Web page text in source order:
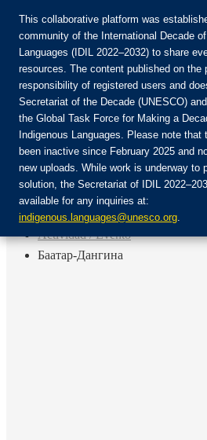
Únete a la comunidad:
Login
ES
EN
FR
RU
Inicio
Actividad / Evento
Баатар-Дангина
This collaborative platform was
community of the International Decade
Languages (IDIL 2022–2032) to share
resources. The content published on the
responsibility of registered users and
Secretariat of the Decade (UNESCO)
the Global Task Force for Making a
Indigenous Languages. Please note that
been inactive since February 2025 and
new uploads. While work is underway to
solution, the Secretariat of IDIL
available for any inquiries at:
indigenous.languages@unesco.org.